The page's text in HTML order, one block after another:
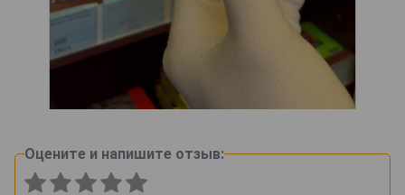
Оцените и напишите отзыв: